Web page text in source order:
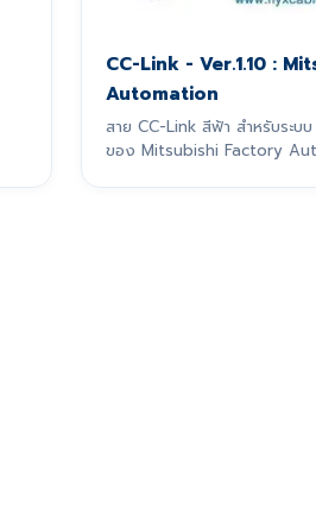
CC-Link - Ver.1.10 :
Automation
สาย CC-Link สีฟ้า สำหรับระบ
ของ Mitsubishi Factory